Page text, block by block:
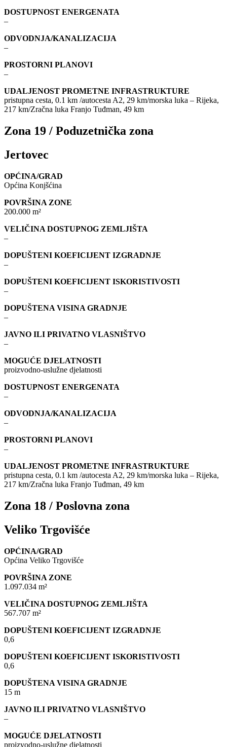
DOSTUPNOST ENERGENATA
–
ODVODNJA/KANALIZACIJA
–
PROSTORNI PLANOVI
–
UDALJENOST PROMETNE INFRASTRUKTURE
pristupna cesta, 0.1 km /autocesta A2, 29 km/morska luka – Rijeka,
217 km/Zračna luka Franjo Tuđman, 49 km
Zona 19 / Poduzetnička zona
Jertovec
OPĆINA/GRAD
Općina Konjšćina
POVRŠINA ZONE
200.000 m²
VELIČINA DOSTUPNOG ZEMLJIŠTA
–
DOPUŠTENI KOEFICIJENT IZGRADNJE
–
DOPUŠTENI KOEFICIJENT ISKORISTIVOSTI
–
DOPUŠTENA VISINA GRADNJE
–
JAVNO ILI PRIVATNO VLASNIŠTVO
–
MOGUĆE DJELATNOSTI
proizvodno-uslužne djelatnosti
DOSTUPNOST ENERGENATA
–
ODVODNJA/KANALIZACIJA
–
PROSTORNI PLANOVI
–
UDALJENOST PROMETNE INFRASTRUKTURE
pristupna cesta, 0.1 km /autocesta A2, 29 km/morska luka – Rijeka,
217 km/Zračna luka Franjo Tuđman, 49 km
Zona 18 / Poslovna zona
Veliko Trgovišće
OPĆINA/GRAD
Općina Veliko Trgovišće
POVRŠINA ZONE
1.097.034 m²
VELIČINA DOSTUPNOG ZEMLJIŠTA
567.707 m²
DOPUŠTENI KOEFICIJENT IZGRADNJE
0,6
DOPUŠTENI KOEFICIJENT ISKORISTIVOSTI
0,6
DOPUŠTENA VISINA GRADNJE
15 m
JAVNO ILI PRIVATNO VLASNIŠTVO
–
MOGUĆE DJELATNOSTI
proizvodno-uslužne djelatnosti